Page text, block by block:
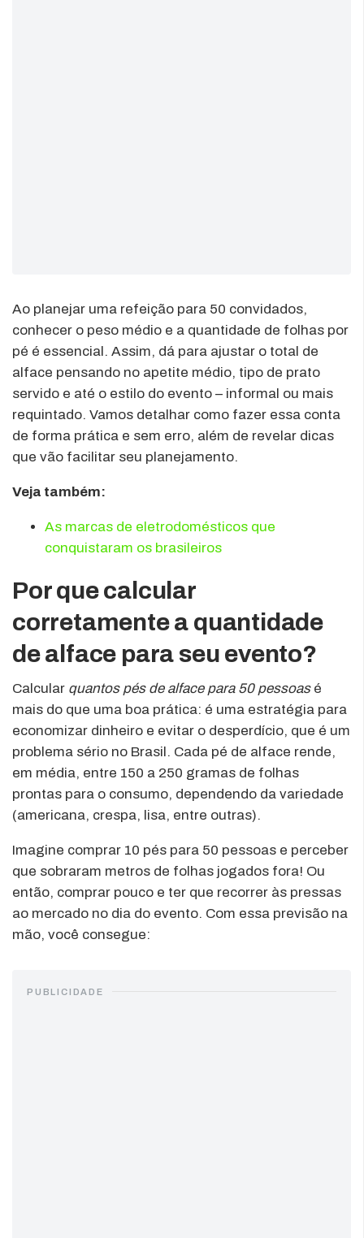
Ao planejar uma refeição para 50 convidados,
conhecer o peso médio e a quantidade de folhas por
pé é essencial. Assim, dá para ajustar o total de
alface pensando no apetite médio, tipo de prato
servido e até o estilo do evento – informal ou mais
requintado. Vamos detalhar como fazer essa conta
de forma prática e sem erro, além de revelar dicas
que vão facilitar seu planejamento.
Veja também:
As marcas de eletrodomésticos que
conquistaram os brasileiros
Por que calcular
corretamente a quantidade
de alface para seu evento?
Calcular quantos pés de alface para 50 pessoasé
mais do que uma boa prática: é uma estratégia para
economizar dinheiro e evitar o desperdício, que é um
problema sério no Brasil. Cada pé de alface rende,
em média, entre 150 a 250 gramas de folhas
prontas para o consumo, dependendo da variedade
(americana, crespa, lisa, entre outras).
Imagine comprar 10 pés para 50 pessoas e perceber
que sobraram metros de folhas jogados fora! Ou
então, comprar pouco e ter que recorrer às pressas
ao mercado no dia do evento. Com essa previsão na
mão, você consegue:
PUBLICIDADE